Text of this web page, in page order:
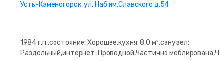
Усть-Каменогорск, ул. Наб.им.Славского д.54
1984 г.п.,состояние: Хорошее,кухня: 8.0 м²,санузел:
Раздельный,интернет: Проводной,Частично